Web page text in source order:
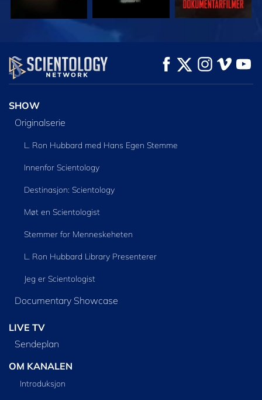
SE UTFORSK SERIEN
SHOW
Originalserie
L. Ron Hubbard med Hans Egen Stemme
Innenfor Scientology
Destinasjon: Scientology
Møt en Scientologist
Stemmer for Menneskeheten
L. Ron Hubbard Library Presenterer
Jeg er Scientologist
Documentary Showcase
LIVE TV
Sendeplan
OM KANALEN
Introduksjon